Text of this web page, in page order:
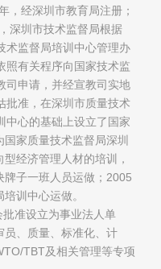
，经深圳市教育局注册；
深圳市技术监督局根据
术监督局培训中心管理办
照有关程序向国家技术监
司申请，并经宣教司实地
批准，在深圳市质量技术
中心的基础上设立了国家
家质量技术监督局深圳
经济管理人材的培训，
子一班人员运做；2005
训中心运做。
准设立为事业法人单
员、质量、标准化、计
TBT及相关管理等专项